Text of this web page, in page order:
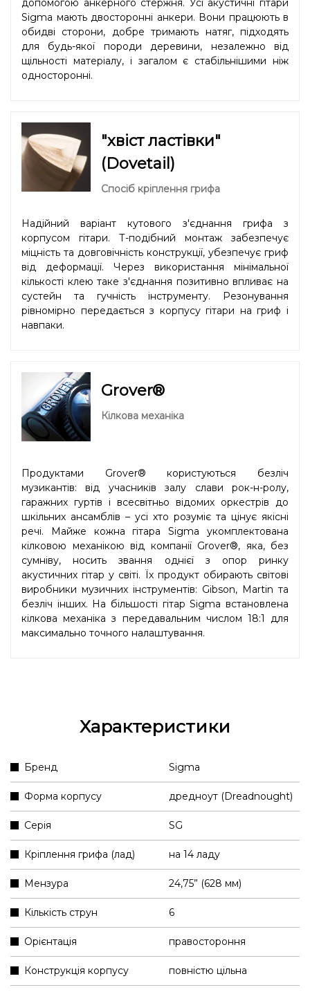
допомогою анкерного стержня. Усі акустичні гітари
Sigma мають двосторонні анкери. Вони працюють в
обидві сторони, добре тримають натяг, підходять
для будь-якої породи деревини, незалежно від
щільності матеріалу, і загалом є стабільнішими ніж
односторонні.
"хвіст ластівки"
(Dovetail)
Спосіб кріплення грифа
Надійний варіант кутового з'єднання грифа з
корпусом гітари. Т-подібний монтаж забезпечує
міцність та довговічність конструкції, убезпечує гриф
від деформації. Через використання мінімальної
кількості клею таке з'єднання позитивно впливає на
сустейн та гучність інструменту. Резонування
рівномірно передається з корпусу гітари на гриф і
навпаки.
Grover®
Кілкова механіка
Продуктами Grover® користуються безліч
музикантів: від учасників залу слави рок-н-ролу,
гаражних гуртів і всесвітньо відомих оркестрів до
шкільних ансамблів – усі хто розуміє та цінує якісні
речі. Майже кожна гітара Sigma укомплектована
кілковою механікою від компанії Grover®, яка, без
сумніву, носить звання однієї з опор ринку
акустичних гітар у світі. Їх продукт обирають світові
виробники музичних інструментів: Gibson, Martin та
безліч інших. На більшості гітар Sigma встановлена
кілкова механіка з передавальним числом 18:1 для
максимально точного налаштування.
Характеристики
Бренд Sigma
Форма корпусу дредноут (Dreadnought)
Серія SG
Кріплення грифа (лад) на 14 ладу
Мензура 24,75” (628 мм)
Кількість струн 6
Орієнтація правостороння
Конструкція корпусу повністю цільна